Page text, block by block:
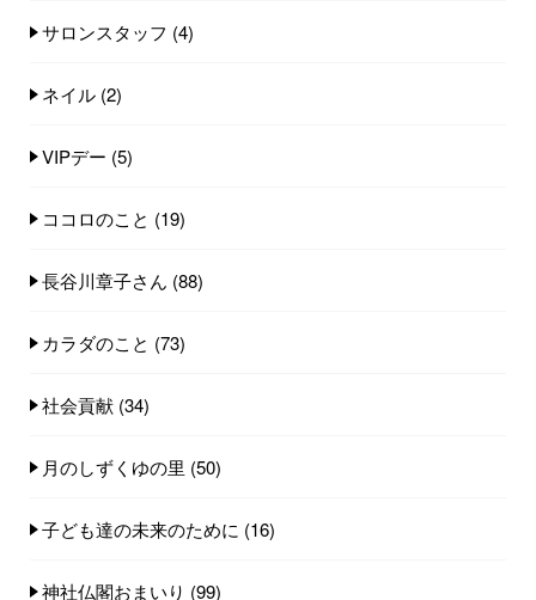
サロンスタッフ (4)
ネイル (2)
VIPデー (5)
ココロのこと (19)
長谷川章子さん (88)
カラダのこと (73)
社会貢献 (34)
月のしずくゆの里 (50)
子ども達の未来のために (16)
神社仏閣おまいり (99)